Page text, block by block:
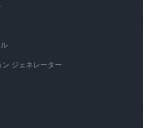
ジェネレーター